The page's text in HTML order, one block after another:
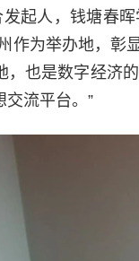
发起人，钱塘春
作为举办地，彰
，也是数字经济
交流平台。”